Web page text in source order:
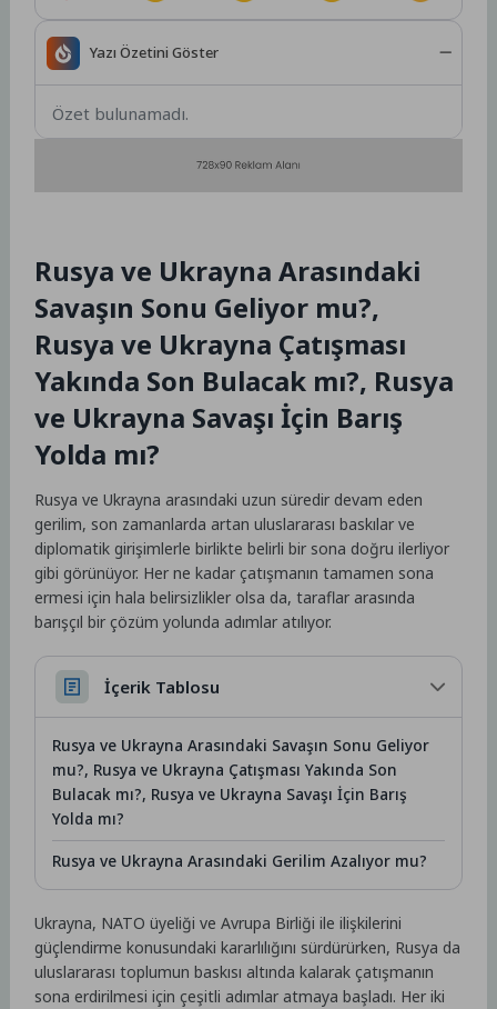
Yazı Özetini Göster
Özet bulunamadı.
Rusya ve Ukrayna Arasındaki
Savaşın Sonu Geliyor mu?,
Rusya ve Ukrayna Çatışması
Yakında Son Bulacak mı?, Rusya
ve Ukrayna Savaşı İçin Barış
Yolda mı?
Rusya ve Ukrayna arasındaki uzun süredir devam eden
gerilim, son zamanlarda artan uluslararası baskılar ve
diplomatik girişimlerle birlikte belirli bir sona doğru ilerliyor
gibi görünüyor. Her ne kadar çatışmanın tamamen sona
ermesi için hala belirsizlikler olsa da, taraflar arasında
barışçıl bir çözüm yolunda adımlar atılıyor.
İçerik Tablosu
Rusya ve Ukrayna Arasındaki Savaşın Sonu Geliyor
mu?, Rusya ve Ukrayna Çatışması Yakında Son
Bulacak mı?, Rusya ve Ukrayna Savaşı İçin Barış
Yolda mı?
Rusya ve Ukrayna Arasındaki Gerilim Azalıyor mu?
Ukrayna, NATO üyeliği ve Avrupa Birliği ile ilişkilerini
güçlendirme konusundaki kararlılığını sürdürürken, Rusya da
uluslararası toplumun baskısı altında kalarak çatışmanın
sona erdirilmesi için çeşitli adımlar atmaya başladı. Her iki